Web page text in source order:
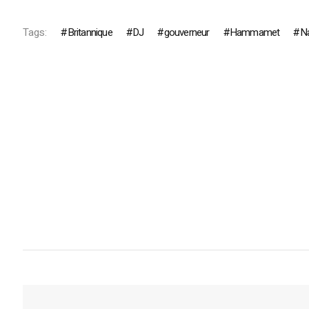
Tags: Britannique DJ gouverneur Hammamet